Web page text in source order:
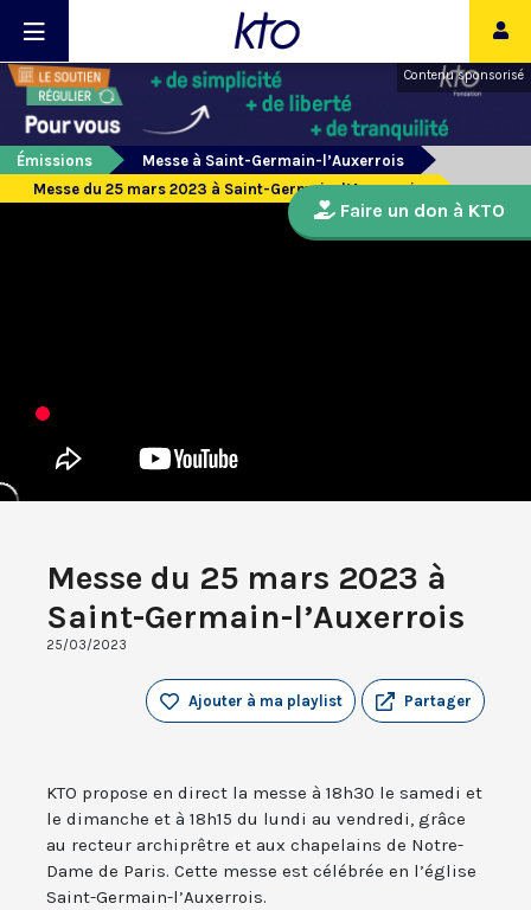
Contenu sponsorisé
Émissions
Messe à Saint-Germain-l’Auxerrois
Messe du 25 mars 2023 à Saint-Germain-l’Auxerrois
Messe du 25 mars 2023 à
Saint-Germain-l’Auxerrois
25/03/2023
Partager
Ajouter à ma playlist
KTO propose en direct la messe à 18h30 le samedi et
le dimanche et à 18h15 du lundi au vendredi, grâce
au recteur archiprêtre et aux chapelains de Notre-
Dame de Paris. Cette messe est célébrée en l’église
Saint-Germain-l’Auxerrois.
Faire un don à KTO